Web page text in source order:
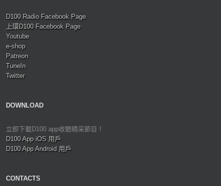
D100 Radio Facebook Page
上環D100 Facebook Page
Youtube
e-shop
Patreon
TuneIn
Twitter
DOWNLOAD
立即下載D100 app收聽精采節目！
D100 App iOS 用戶
D100 App Android 用戶
CONTACTS